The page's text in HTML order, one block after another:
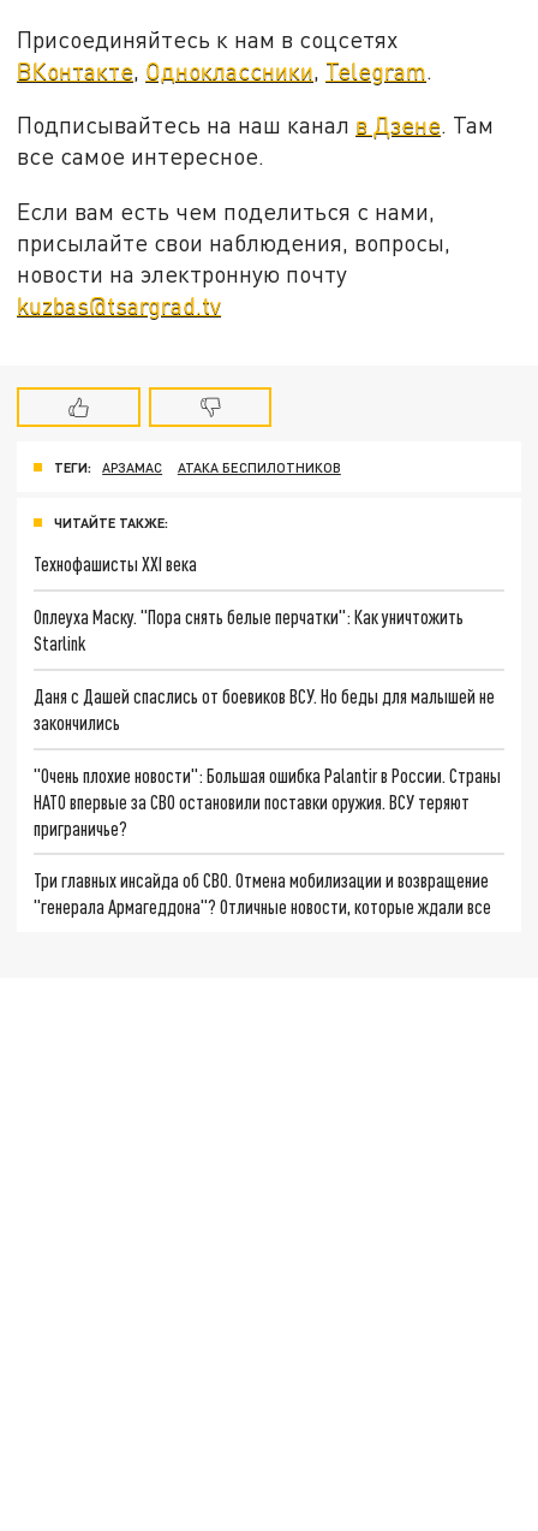
Присоединяйтесь к нам в соцсетях
ВКонтакте, Одноклассники, Telegram.
Подписывайтесь на наш канал в Дзене. Там
все самое интересное.
Если вам есть чем поделиться с нами,
присылайте свои наблюдения, вопросы,
новости на электронную почту
kuzbas@tsargrad.tv
ТЕГИ: АРЗАМАС АТАКА БЕСПИЛОТНИКОВ
ЧИТАЙТЕ ТАКЖЕ:
Технофашисты XXI века
Оплеуха Маску. "Пора снять белые перчатки": Как уничтожить
Starlink
Даня с Дашей спаслись от боевиков ВСУ. Но беды для малышей не
закончились
"Очень плохие новости": Большая ошибка Palantir в России. Страны
НАТО впервые за СВО остановили поставки оружия. ВСУ теряют
приграничье?
Три главных инсайда об СВО. Отмена мобилизации и возвращение
"генерала Армагеддона"? Отличные новости, которые ждали все